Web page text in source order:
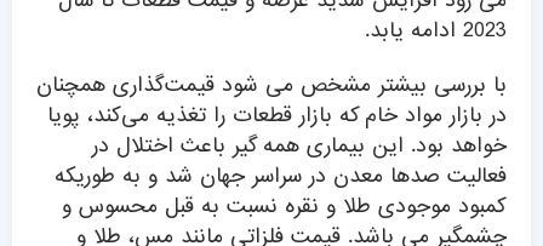
2023 ادامه یابد.
با بررسی بیشتر مشخص می شود قیمت‌گذاری همچنان
در بازار مواد خام که بازار قطعات را تغذیه می‌کند، پویا
خواهد بود. این بیماری همه گیر باعث اختلال در
فعالیت صدها معدن در سراسر جهان شد و به طوریکه
کمبود موجودی طلا و نقره نسبت به قبل محسوس و
چشمگیر می باشد. قیمت فلزاتی مانند مس، طلا و